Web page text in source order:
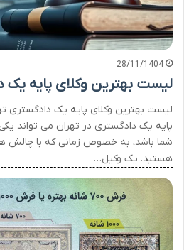
28/11/1404
لیست بهترین وکلای پایه یک
لیست بهترین وکلای پایه یک دادگستری
پایه یک دادگستری در تهران می تواند
شما باشد، به خصوص زمانی که با چالش
هستید. یک وکیل…